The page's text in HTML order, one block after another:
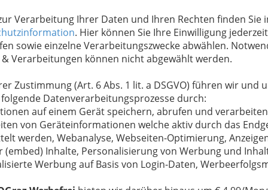
Verarbeitung Ihrer Daten und Ihren Rechten finden Sie
. Hier können Sie Ihre Einwilligung jederzeit
sowie einzelne Verarbeitungszwecke abwählen.
& Verarbeitungen können nicht abgewählt werden.
Zustimmung (Art. 6 Abs. 1 lit. a DSGVO) führen wir und
Datenverarbeitungsprozesse durch:
auf einem Gerät speichern, abrufen und
von Geräteinformationen welche aktiv durch das
werden, Webanalyse, Webseiten-Optimierung,
(embed) Inhalte, Personalisierung von Werbung und
Werbung auf Basis von Login-Daten,
bewahren, verwenden wir an dieser Stelle zur
Ihre Nachricht wird nach dem Absenden
DJ- und Veranstaltungsmanagement
Meine Nachricht